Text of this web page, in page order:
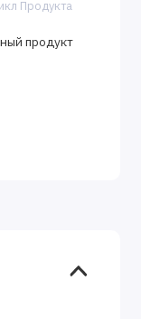
Продукта
продукт